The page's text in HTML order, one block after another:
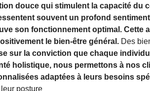
douce qui stimulent la capacité du
souvent un profond
son fonctionnement optimal. Cette
le bien-être général. Des
sur la conviction que chaque
holistique, nous permettons à nos
adaptées à leurs besoins
posture